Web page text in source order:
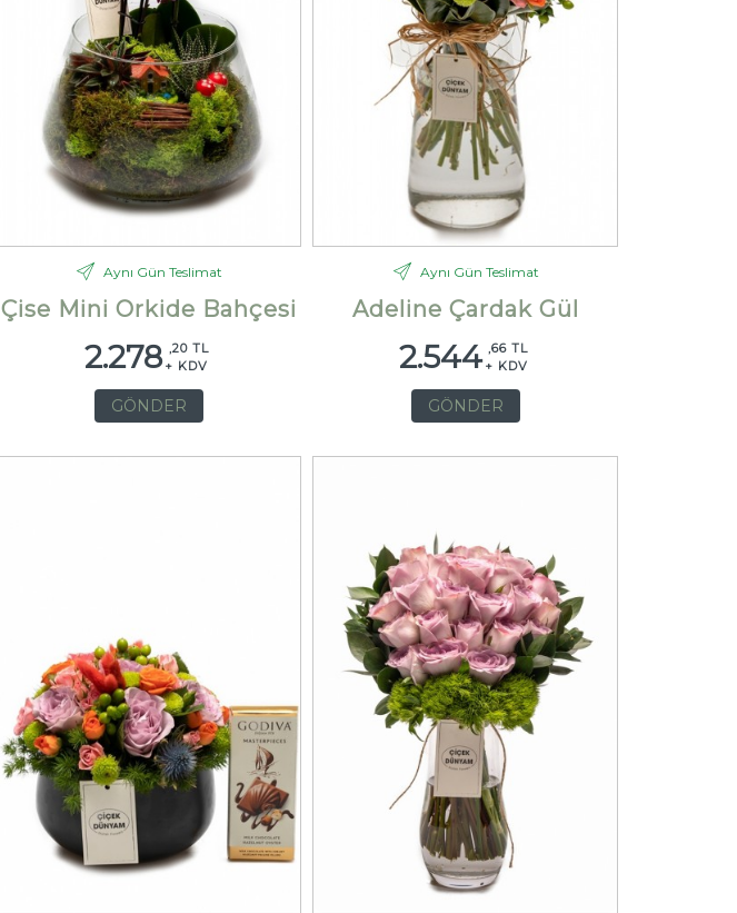
Aynı Gün Teslimat
Çise Mini Orkide Bahçesi
2.278 ,20 TL
+ KDV
GÖNDER
Aynı Gün Teslimat
Adeline Çardak Gül
2.544 ,66 TL
+ KDV
GÖNDER